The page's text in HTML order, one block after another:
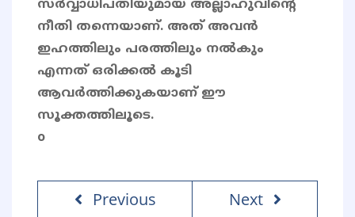
സർവ്വാധിപതിയുമായ അല്ലാഹുവിൻ്റെ
നീതി തന്നെയാണ്. അത് അവൻ
ഇഹത്തിലും പരത്തിലും നൽകും
എന്നത് ഒരിക്കൽ കൂടി
ആവർത്തിക്കുകയാണ് ഈ
സൂക്തത്തിലൂടെ.
o
Previous Next